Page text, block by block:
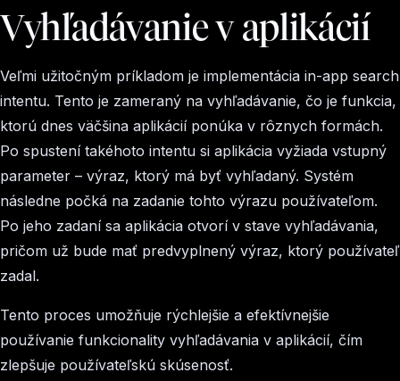
Vyhľadávanie v aplikácií
Veľmi užitočným príkladom je implementácia in-app search
intentu. Tento je zameraný na vyhľadávanie, čo je funkcia,
ktorú dnes väčšina aplikácií ponúka v rôznych formách.
Po spustení takéhoto intentu si aplikácia vyžiada vstupný
parameter – výraz, ktorý má byť vyhľadaný. Systém
následne počká na zadanie tohto výrazu používateľom.
Po jeho zadaní sa aplikácia otvorí v stave vyhľadávania,
pričom už bude mať predvyplnený výraz, ktorý používateľ
zadal.
Tento proces umožňuje rýchlejšie a efektívnejšie
používanie funkcionality vyhľadávania v aplikácií, čím
zlepšuje používateľskú skúsenosť.